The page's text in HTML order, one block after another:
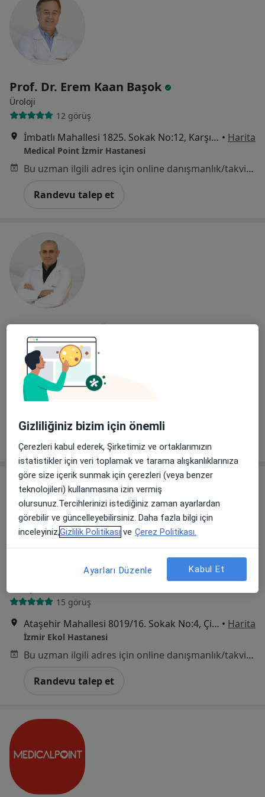
Prof. Dr. Erem Kaan Başok
Üroloji
12 görüş
İmbatlı Mahallesi 1825. Sokak No:12, Karşıyaka • Harita
Medical Point İzmir Hastanesi
Bu uzman ilgili adres için online danışmanlık/takvim sunmuyor.
Randevu talep et
Üroloji
9 görüş
Medical Point İzmir Hastanesi
Op. Dr. Osman Gücük
15 görüş
Ataşehir Mahallesi 8019/16. Sokak No:4, Çiğli • Harita
İzmir Ekol Hastanesi
Bu uzman ilgili adres için online danışmanlık/takvim sunmuyor.
Randevu talep et
Gizliliğiniz bizim için önemli
Çerezleri kabul ederek, Şirketimiz ve ortaklarımızın
istatistikler için veri toplamak ve tarama alışkanlıklarınıza
göre size içerik sunmak için çerezleri (veya benzer
teknolojileri) kullanmasına izin vermiş
olursunuz.Tercihlerinizi istediğiniz zaman ayarlardan
görebilir ve güncelleyebilirsiniz. Daha fazla bilgi için
inceleyiniz,Gizlilik Politikası ve Çerez Politikası.
Ayarları Düzenle Kabul Et